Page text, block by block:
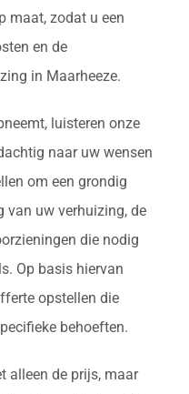
maat, zodat u een
en de
in Maarheeze.
luisteren onze
naar uw wensen
om een grondig
van uw verhuizing, de
die nodig
Op basis hiervan
opstellen die
behoeften.
alleen de prijs, maar